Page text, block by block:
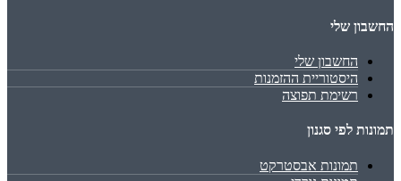
החשבון שלי
החשבון שלי
היסטוריית ההזמנות
רשימת תפוצה
תמונות לפי סגנון
תמונות אבסטרקט